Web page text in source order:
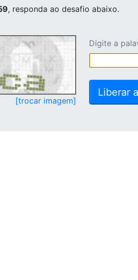
, responda ao desafio abaixo.
[trocar imagem]
Digite a